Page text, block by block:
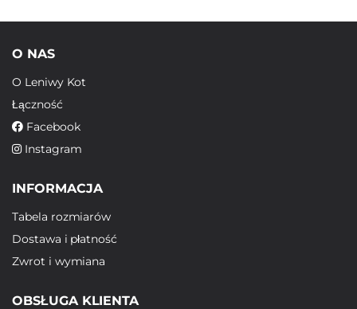
O NAS
O Leniwy Kot
Łączność
Facebook
Instagram
INFORMACJA
Tabela rozmiarów
Dostawa i płatność
Zwrot i wymiana
OBSŁUGA KLIENTA